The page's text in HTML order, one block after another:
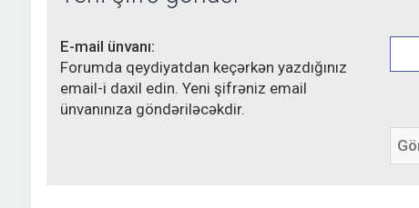
E-mail ünvanı:
Forumda qeydiyatdan keçərkən yazdığınız
email-i daxil edin. Yeni şifrəniz email
ünvanınıza göndəriləcəkdir.